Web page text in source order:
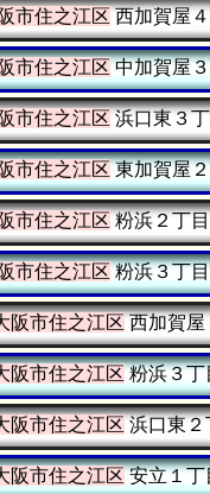
市住之江区西加賀屋
市住之江区中加賀屋
市住之江区浜口東３
市住之江区東加賀屋
市住之江区粉浜２丁
市住之江区粉浜３丁
阪市住之江区西加賀屋
阪市住之江区粉浜３丁
阪市住之江区浜口東２
阪市住之江区安立１丁